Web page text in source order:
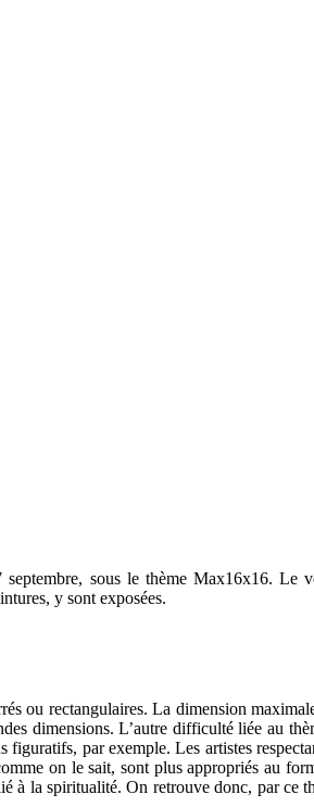
sous le thème Max16x16. Le
y sont exposées.
ou rectangulaires. La dimension
dimensions. L’autre difficulté liée au
par exemple. Les artistes
on le sait, sont plus appropriés au
à la spiritualité. On retrouve donc, par ce